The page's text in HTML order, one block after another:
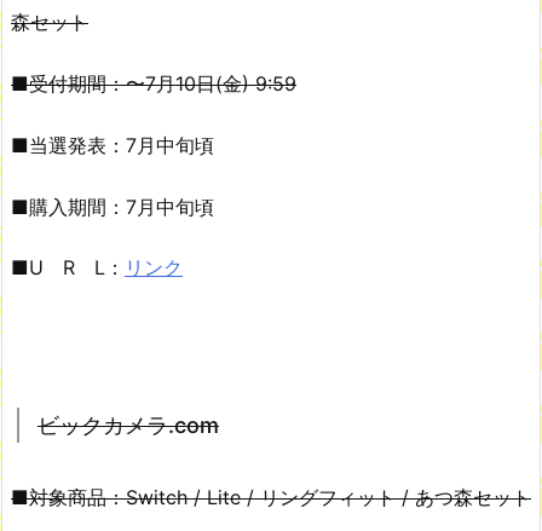
森セット
■受付期間：〜7月10日(金) 9:59
■当選発表：7月中旬頃
■購入期間：7月中旬頃
■U R L： リンク
ビックカメラ.com
■対象商品：Switch / Lite / リングフィット / あつ森セット